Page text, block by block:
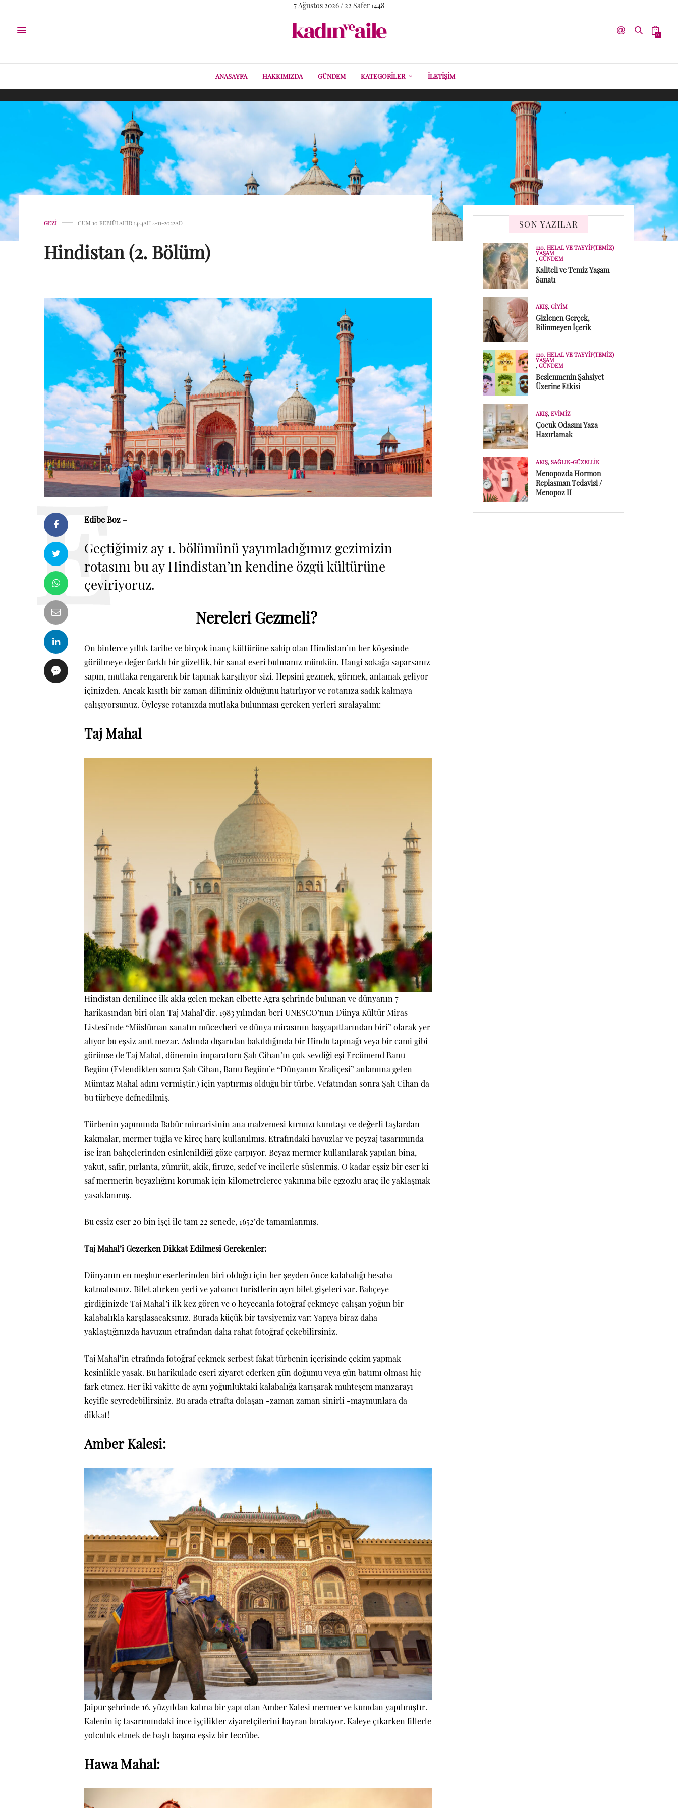
7 Ağustos 2026 / 22 Safer 1448
0
ANASAYFA HAKKIMIZDA GÜNDEM KATEGORILER İLETIŞIM
GEZI CUM 10 REBIÜLAHIR 1444AH 4-11-2022AD
Hindistan (2. Bölüm)
Edibe Boz –
Geçtiğimiz ay 1. bölümünü yayımladığımız gezimizin
rotasını bu ay Hindistan’ın kendine özgü kültürüne
çeviriyoruz.
Nereleri Gezmeli?
On binlerce yıllık tarihe ve birçok inanç kültürüne sahip olan Hindistan’ın her köşesinde
görülmeye değer farklı bir güzellik, bir sanat eseri bulmanız mümkün. Hangi sokağa saparsanız
sapın, mutlaka rengarenk bir tapınak karşılıyor sizi. Hepsini gezmek, görmek, anlamak geliyor
içinizden. Ancak kısıtlı bir zaman diliminiz olduğunu hatırlıyor ve rotanıza sadık kalmaya
çalışıyorsunuz. Öyleyse rotanızda mutlaka bulunması gereken yerleri sıralayalım:
Taj Mahal
Hindistan denilince ilk akla gelen mekan elbette Agra şehrinde bulunan ve dünyanın 7
harikasından biri olan Taj Mahal’dir. 1983 yılından beri UNESCO’nun Dünya Kültür Miras
Listesi’nde “Müslüman sanatın mücevheri ve dünya mirasının başyapıtlarından biri” olarak yer
alıyor bu eşsiz anıt mezar. Aslında dışarıdan bakıldığında bir Hindu tapınağı veya bir cami gibi
görünse de Taj Mahal, dönemin imparatoru Şah Cihan’ın çok sevdiği eşi Ercümend Banu-
Begüm (Evlendikten sonra Şah Cihan, Banu Begüm’e “Dünyanın Kraliçesi” anlamına gelen
Mümtaz Mahal adını vermiştir.) için yaptırmış olduğu bir türbe. Vefatından sonra Şah Cihan da
bu türbeye defnedilmiş.
Türbenin yapımında Babür mimarisinin ana malzemesi kırmızı kumtaşı ve değerli taşlardan
kakmalar, mermer tuğla ve kireç harç kullanılmış. Etrafındaki havuzlar ve peyzaj tasarımında
ise İran bahçelerinden esinlenildiği göze çarpıyor. Beyaz mermer kullanılarak yapılan bina,
yakut, safir, pırlanta, zümrüt, akik, firuze, sedef ve incilerle süslenmiş. O kadar eşsiz bir eser ki
saf mermerin beyazlığını korumak için kilometrelerce yakınına bile egzozlu araç ile yaklaşmak
yasaklanmış.
Bu eşsiz eser 20 bin işçi ile tam 22 senede, 1652’de tamamlanmış.
Taj Mahal’i Gezerken Dikkat Edilmesi Gerekenler:
Dünyanın en meşhur eserlerinden biri olduğu için her şeyden önce kalabalığı hesaba
katmalısınız. Bilet alırken yerli ve yabancı turistlerin ayrı bilet gişeleri var. Bahçeye
girdiğinizde Taj Mahal’i ilk kez gören ve o heyecanla fotoğraf çekmeye çalışan yoğun bir
kalabalıkla karşılaşacaksınız. Burada küçük bir tavsiyemiz var: Yapıya biraz daha
yaklaştığınızda havuzun etrafından daha rahat fotoğraf çekebilirsiniz.
Taj Mahal’in etrafında fotoğraf çekmek serbest fakat türbenin içerisinde çekim yapmak
kesinlikle yasak. Bu harikulade eseri ziyaret ederken gün doğumu veya gün batımı olması hiç
fark etmez. Her iki vakitte de aynı yoğunluktaki kalabalığa karışarak muhteşem manzarayı
keyifle seyredebilirsiniz. Bu arada etrafta dolaşan -zaman zaman sinirli -maymunlara da
dikkat!
Amber Kalesi:
Jaipur şehrinde 16. yüzyıldan kalma bir yapı olan Amber Kalesi mermer ve kumdan yapılmıştır.
Kalenin iç tasarımındaki ince işçilikler ziyaretçilerini hayran bırakıyor. Kaleye çıkarken fillerle
yolculuk etmek de başlı başına eşsiz bir tecrübe.
Hawa Mahal:
SON YAZILAR
120. HELAL VE TAYYIP(TEMIZ)
YAŞAM
, GÜNDEM
Kaliteli ve Temiz Yaşam
Sanatı
AKIŞ, GIYIM
Gizlenen Gerçek,
Bilinmeyen İçerik
120. HELAL VE TAYYIP(TEMIZ)
YAŞAM
, GÜNDEM
Beslenmenin Şahsiyet
Üzerine Etkisi
AKIŞ, EVIMIZ
Çocuk Odasını Yaza
Hazırlamak
AKIŞ, SAĞLIK-GÜZELLIK
Menopozda Hormon
Replasman Tedavisi /
Menopoz II